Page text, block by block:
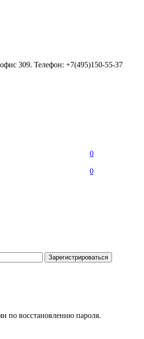
309. Телефон: +7(495)150-55-37
0
0
Зарегистрироваться
по восстановлению пароля.